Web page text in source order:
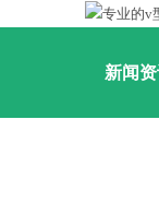
新闻